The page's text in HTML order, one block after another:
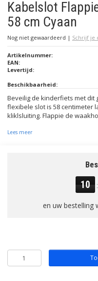
Kabelslot
58 cm Cyaan
Nog niet gewaardeerd | Schrijf je
Artikelnummer:
EAN:
Levertijd:
Beschikbaarheid:
Beveilig de kinderfiets met dit
flexibele slot is 58 centimeter
kliklsluiting. Flappie de
Lees meer
10 :
en uw bestelling